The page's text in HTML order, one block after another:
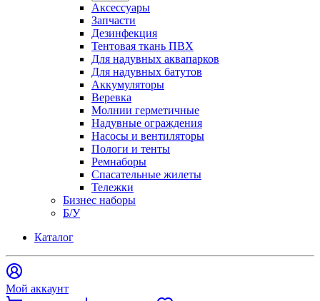
Аксессуары
Запчасти
Дезинфекция
Тентовая ткань ПВХ
Для надувных аквапарков
Для надувных батутов
Аккумуляторы
Веревка
Молнии герметичные
Надувные ограждения
Насосы и вентиляторы
Пологи и тенты
Ремнаборы
Спасательные жилеты
Тележки
Бизнес наборы
Б/У
Каталог
Мой аккаунт